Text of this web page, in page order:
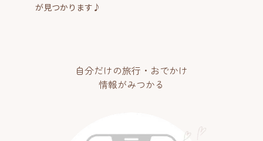
が見つかります♪
自分だけの旅行・おでかけ
情報がみつかる